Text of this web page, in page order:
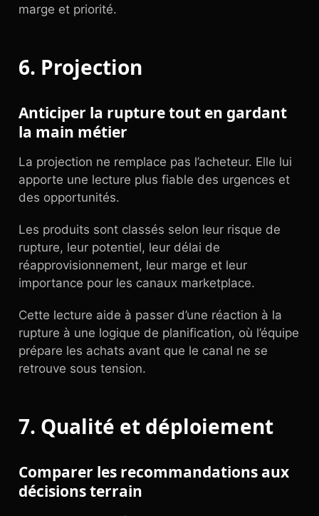
marge et priorité.
6. Projection
Anticiper la rupture tout en gardant
la main métier
La projection ne remplace pas l’acheteur. Elle lui
apporte une lecture plus fiable des urgences et
des opportunités.
Les produits sont classés selon leur risque de
rupture, leur potentiel, leur délai de
réapprovisionnement, leur marge et leur
importance pour les canaux marketplace.
Cette lecture aide à passer d’une réaction à la
rupture à une logique de planification, où l’équipe
prépare les achats avant que le canal ne se
retrouve sous tension.
7. Qualité et déploiement
Comparer les recommandations aux
décisions terrain